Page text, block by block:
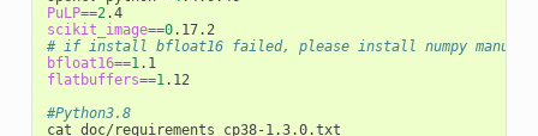
PuLP==2
.4
scikit_image==0
# if install bfloat16 failed, please install numpy
bfloat16==1
flatbuffers==1 .12
#Python3.8